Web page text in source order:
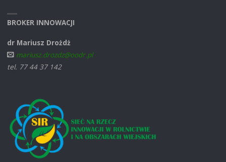
BROKER INNOWACJI
dr Mariusz Drożdż
mariusz.drozdz@oodr.pl
tel. 77 44 37 142